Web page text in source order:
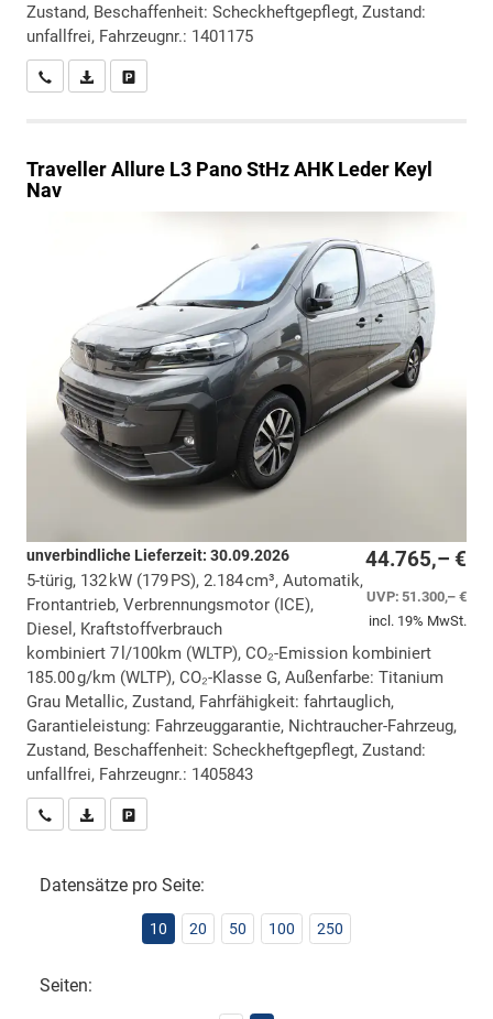
Zustand, Beschaffenheit: Scheckheftgepflegt, Zustand:
unfallfrei, Fahrzeugnr.: 1401175
Wir rufen Sie anPDF-Datei, Fahrzeugexposé drucken
TravellerAllure L3 Pano StHz AHK Leder Keyl
Nav
44.765,– €
UVP:51.300,– €
incl. 19% MwSt.
unverbindliche Lieferzeit: 30.09.2026
5-türig, 132 kW (179 PS), 2.184 cm³, Automatik,
Frontantrieb, Verbrennungsmotor (ICE),
Diesel, Kraftstoffverbrauch
kombiniert 7 l/100km (WLTP), CO₂-Emission kombiniert
185.00 g/km (WLTP), CO₂-Klasse G, Außenfarbe: Titanium
Grau Metallic, Zustand, Fahrfähigkeit: fahrtauglich,
Garantieleistung: Fahrzeuggarantie, Nichtraucher-Fahrzeug,
Zustand, Beschaffenheit: Scheckheftgepflegt, Zustand:
unfallfrei, Fahrzeugnr.: 1405843
Wir rufen Sie anPDF-Datei, Fahrzeugexposé drucken
Datensätze pro Seite:
10 20 50 100 250
Seiten: